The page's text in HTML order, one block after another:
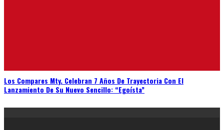
Los Compares Mty. Celebran 7 Años De Trayectoria Con El
Lanzamiento De Su Nuevo Sencillo: “Egoísta”